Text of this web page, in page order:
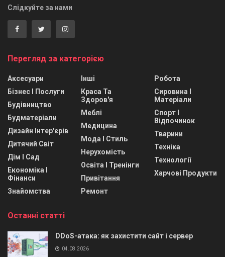
Слідкуйте за нами
Перегляд за категорією
Аксесуари
Бізнес І Послуги
Будівництво
Будматеріали
Дизайн Інтер'єрів
Дитячий Світ
Дім І Сад
Економіка І
Фінанси
Знайомства
Інші
Краса Та
Здоров'я
Меблі
Медицина
Мода І Стиль
Нерухомість
Освіта І Тренінги
Привітання
Ремонт
Робота
Сировина І
Матеріали
Спорт І
Відпочинок
Тварини
Техніка
Технології
Харчові Продукти
Останні статті
DDoS-атака: як захистити сайт і сервер
04.08.2026